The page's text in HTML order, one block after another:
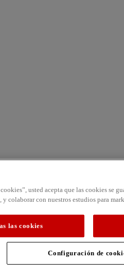
usted acepta que las cookies se
colaborar con nuestros estudios para
las cookies
Configuración de